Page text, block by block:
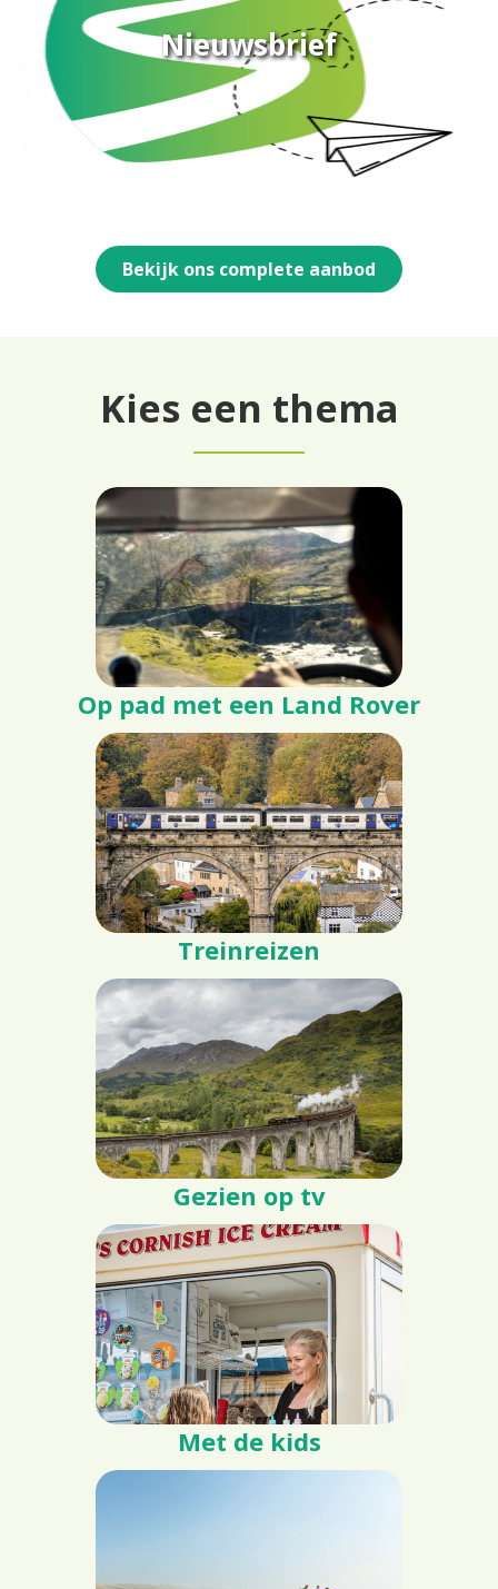
Nieuwsbrief
Bekijk ons complete aanbod
Kies een thema
Op pad met een Land Rover
Treinreizen
Gezien op tv
Met de kids